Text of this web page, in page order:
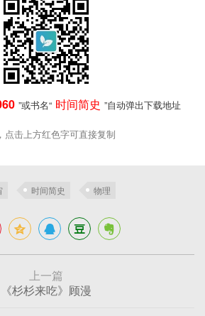
”或书名“ 时间简史 ”自动弹出下载地址
点击上方红色字可直接复制
时间简史 物理
上一篇
《杉杉来吃》顾漫